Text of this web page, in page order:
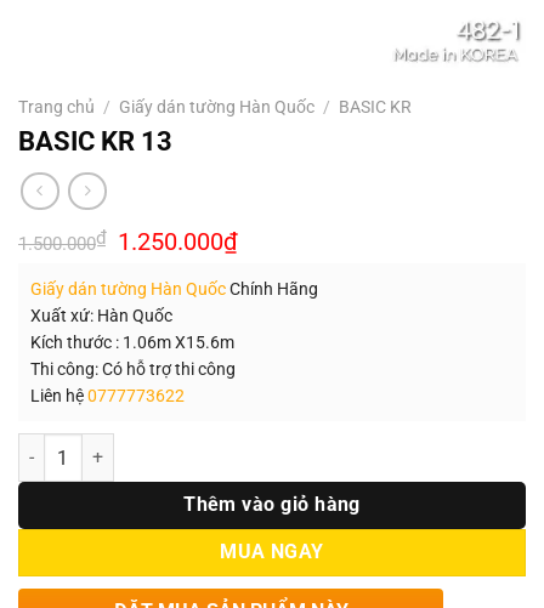
Trang chủ / Giấy dán tường Hàn Quốc / BASIC KR
BASIC KR 13
1.500.000₫ Giá
gốc
1.500.000₫.
1.250.000₫Giá
hiện
là:
Giấy dán tường Hàn QuốcChính Hãng
Xuất xứ: Hàn Quốc
Kích thước : 1.06m X15.6m
Thi công: Có hỗ trợ thi công
Liên hệ0777773622
Số lượng
Thêm vào giỏ hàng
MUA NGAY